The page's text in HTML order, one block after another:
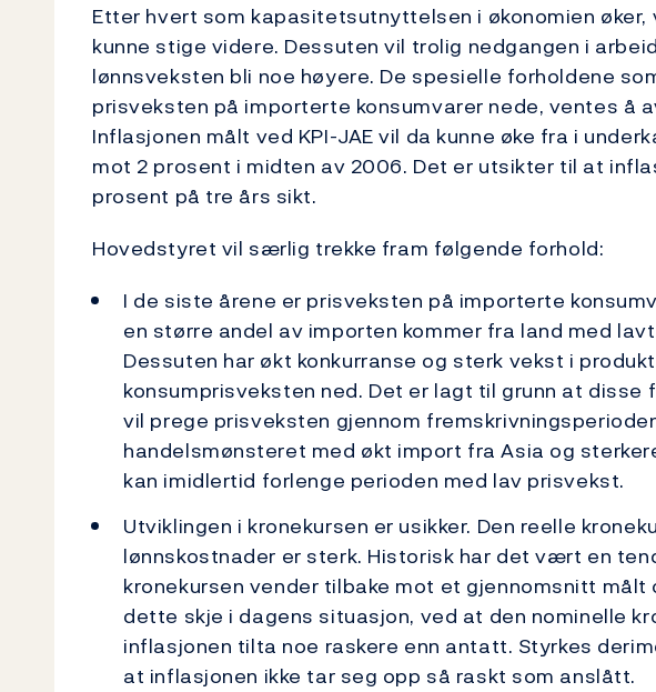
Etter hvert som kapasitetsutnyttelsen i økonomien
kunne stige videre. Dessuten vil trolig nedgangen i
lønnsveksten bli noe høyere. De spesielle forholdene
prisveksten på importerte konsumvarer nede, ventes å
Inflasjonen målt ved KPI-JAE vil da kunne øke fra i
mot 2 prosent i midten av 2006. Det er utsikter til at
prosent på tre års sikt.
Hovedstyret vil særlig trekke fram følgende forhold:
I de siste årene er prisveksten på importerte
en større andel av importen kommer fra land med
Dessuten har økt konkurranse og sterk vekst i
konsumprisveksten ned. Det er lagt til grunn at disse
vil prege prisveksten gjennom
handelsmønsteret med økt import fra Asia og
kan imidlertid forlenge perioden med lav prisvekst.
Utviklingen i kronekursen er usikker. Den reelle
lønnskostnader er sterk. Historisk har det vært en
kronekursen vender tilbake mot et gjennomsnitt målt
dette skje i dagens situasjon, ved at den nominelle
inflasjonen tilta noe raskere enn antatt. Styrkes
at inflasjonen ikke tar seg opp så raskt som anslått.